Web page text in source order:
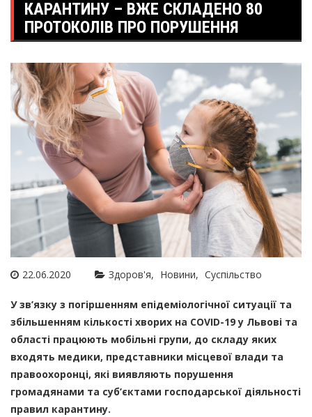
КАРАНТИНУ – ВЖЕ СКЛАДЕНО 80
ПРОТОКОЛІВ ПРО ПОРУШЕННЯ
22.06.2020 Здоров'я Новини Суспільство
У зв’язку з погіршенням епідеміологічної ситуації та
збільшенням кількості хворих на COVID-19 у Львові та
області працюють мобільні групи, до складу яких
входять медики, представники місцевої влади та
правоохоронці, які виявляють порушення
громадянами та суб’єктами господарської діяльності
правил карантину.